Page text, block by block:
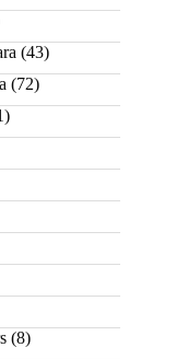
(43)
(72)
(8)